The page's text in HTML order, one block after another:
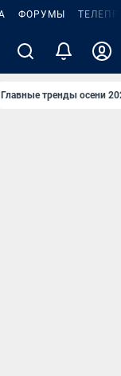
ФОРУМЫ
Главные тренды осени